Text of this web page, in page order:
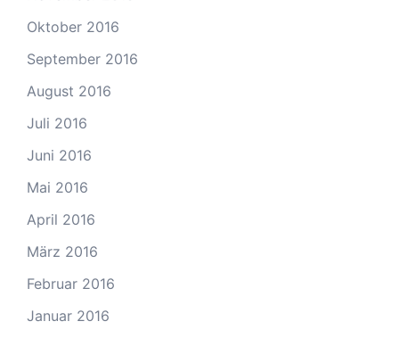
Oktober 2016
September 2016
August 2016
Juli 2016
Juni 2016
Mai 2016
April 2016
März 2016
Februar 2016
Januar 2016